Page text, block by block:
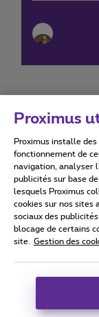
Conditions
Tous droits
Conditions
Coordonnées de
Proximus
Proximus installe
fonctionnement de
navigation, analyser
publicités sur base
lesquels Proximus
cookies sur nos sites
sociaux des
blocage de certains
site.
Gestion des